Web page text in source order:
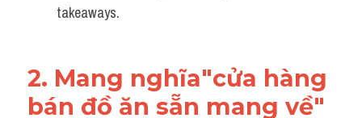
takeaways.
2. Mang nghĩa"cửa hàng
bán đồ ăn sẵn mang về"